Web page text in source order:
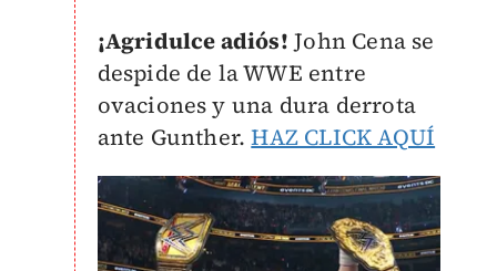
¡Agridulce adiós! John Cena se
despide de la WWE entre
ovaciones y una dura derrota
ante Gunther.HAZ CLICK AQUÍ